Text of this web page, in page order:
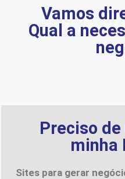
Vamos
Qual a
Preciso
minha
Sites para gerar